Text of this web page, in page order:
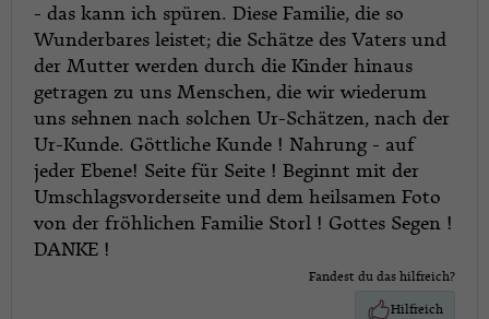
- das kann ich spüren. Diese Familie, die so
Wunderbares leistet; die Schätze des Vaters und
der Mutter werden durch die Kinder hinaus
getragen zu uns Menschen, die wir wiederum
uns sehnen nach solchen Ur-Schätzen, nach der
Ur-Kunde. Göttliche Kunde ! Nahrung - auf
jeder Ebene! Seite für Seite ! Beginnt mit der
Umschlagsvorderseite und dem heilsamen Foto
von der fröhlichen Familie Storl ! Gottes Segen !
DANKE !
Fandest du das hilfreich?
Hilfreich